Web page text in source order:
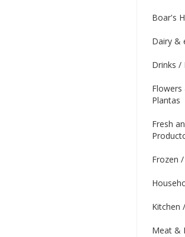
Boar's
Dairy &
Drinks /
Flowers
Plantas
Fresh
Frozen
Kitchen
Meat &